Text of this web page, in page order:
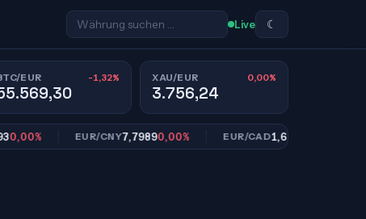
Live ☾
EUR -1,32% XAU/EUR 0,00%
3.756,24
EUR/CNY7,79890,00% EUR/CAD1,61130,00%